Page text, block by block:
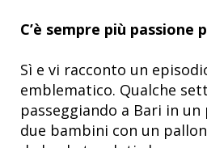
C’è sempre più
Sì e vi racconto un
emblematico. Qualche
passeggiando a Bari in
due bambini con un